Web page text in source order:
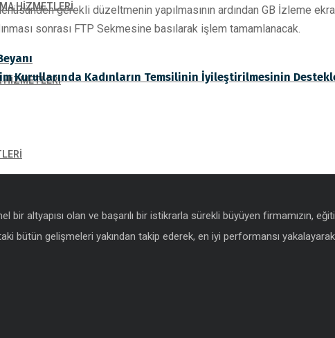
HİZMETLERİ
HİZMETLERİ
gerekli düzeltmenin yapılmasının ardından GB İzleme
sonrası FTP Sekmesine basılarak işlem tamamlanacak.
Kurullarında Kadınların Temsilinin İyileştirilmesinin
bir altyapısı olan ve başarılı bir istikrarla sürekli büyüyen firmamızın,
bütün gelişmeleri yakından takip ederek, en iyi performansı